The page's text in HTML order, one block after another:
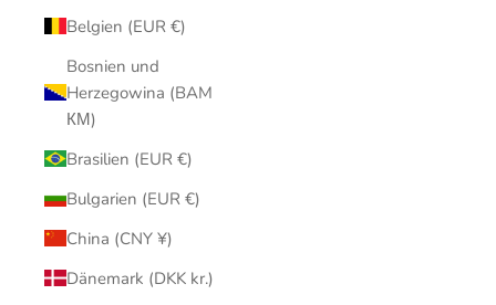
Belgien (EUR €)
Bosnien und
Herzegowina (BAM
КМ)
Brasilien (EUR €)
Bulgarien (EUR €)
China (CNY ¥)
Dänemark (DKK kr.)